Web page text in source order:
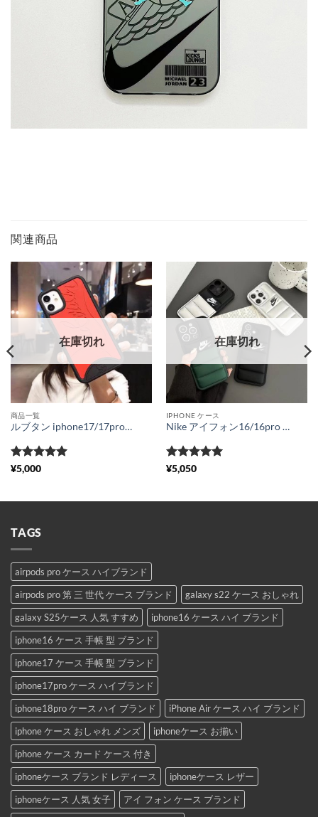
関連商品
在庫切れ
商品一覧
ルブタン iphone17/17proケース パロディ Louboutin iphone16/15/14 シリコン ケース 芸能人 iphone13pro レッド ケース ハイ ブランド メンズ アイフォン11proカバー 激安 おすすめ
5段階中
¥5,000
在庫切れ
IPHONE ケース
Nike アイフォン16/16pro max カバー 新作 ナイキ iphone15/14pro ケース お揃い さりげない スマホケース 13/12 ダウン 個性 的 おしゃれ
5段階中
¥5,050
TAGS
airpods pro ケース ハイブランド
airpods pro 第 三 世代 ケース ブランド
galaxy s22 ケース おしゃれ
galaxy S25ケース 人気 すすめ
iphone16 ケース ハイ ブランド
iphone16 ケース 手帳 型 ブランド
iphone17 ケース 手帳 型 ブランド
iphone17pro ケース ハイブランド
iphone18pro ケース ハイ ブランド
iPhone Air ケース ハイ ブランド
iphone ケース おしゃれ メンズ
iphoneケース お揃い
iphone ケース カード ケース 付き
iphoneケース ブランド レディース
iphoneケース レザー
iphoneケース 人気 女子
アイ フォン ケース ブランド